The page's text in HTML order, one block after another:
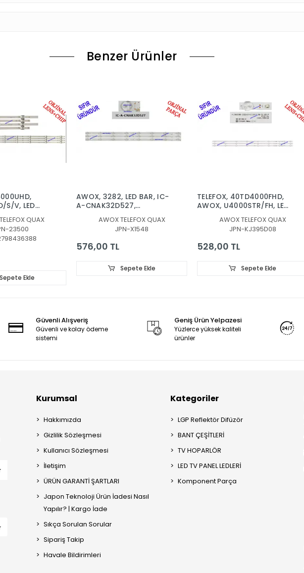
Benzer Ürünler
S/V, LED
A1
S/V,
A1
QUAX
23500
Sepete Ekle
AWOX, 3282, LED BAR, IC-
A-CNAK32D527,
3282, LED BAR
AWOX TELEFOX QUAX
JPN-X1548
576,00 TL
Sepete Ekle
TELEFOX, 40TD4000FHD,
AWOX, U4000STR/FH, LED
03, KJ395D08-ZC22AG-
03A, BACKLIGHT
AWOX TELEFOX QUAX
JPN-KJ395D08
528,00 TL
Sepete Ekle
Güvenli Alışveriş
Güvenli ve kolay ödeme
sistemi
Geniş Ürün Yelpazesi
Yüzlerce yüksek kaliteli
ürünler
Kurumsal
Hakkımızda
Gizlilik Sözleşmesi
Kullanıcı Sözleşmesi
İletişim
ÜRÜN GARANTİ ŞARTLARI
Japon Teknoloji Ürün İadesi Nasıl
Yapılır? | Kargo İade
Sıkça Sorulan Sorular
Sipariş Takip
Havale Bildirimleri
Kategoriler
LGP Reflektör Difüzör
BANT ÇEŞİTLERİ
TV HOPARLÖR
LED TV PANEL LEDLERİ
Komponent Parça